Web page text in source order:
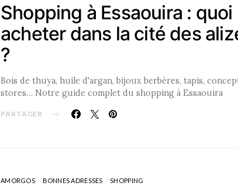
Shopping à Essaouira : quoi
acheter dans la cité des
?
Bois de thuya, huile d'argan, bijoux berbères, tapis,
stores… Notre guide complet du shopping à Essaouira
PARTAGER
AMORGOS BONNES ADRESSES SHOPPING